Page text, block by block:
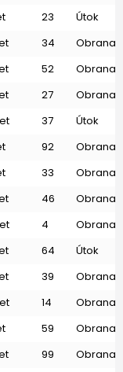
23 Útok
34 Obrana
52 Obrana
27 Obrana
37 Útok
92 Obrana
33 Obrana
46 Obrana
4 Obrana
64 Útok
39 Obrana
14 Obrana
59 Obrana
99 Obrana